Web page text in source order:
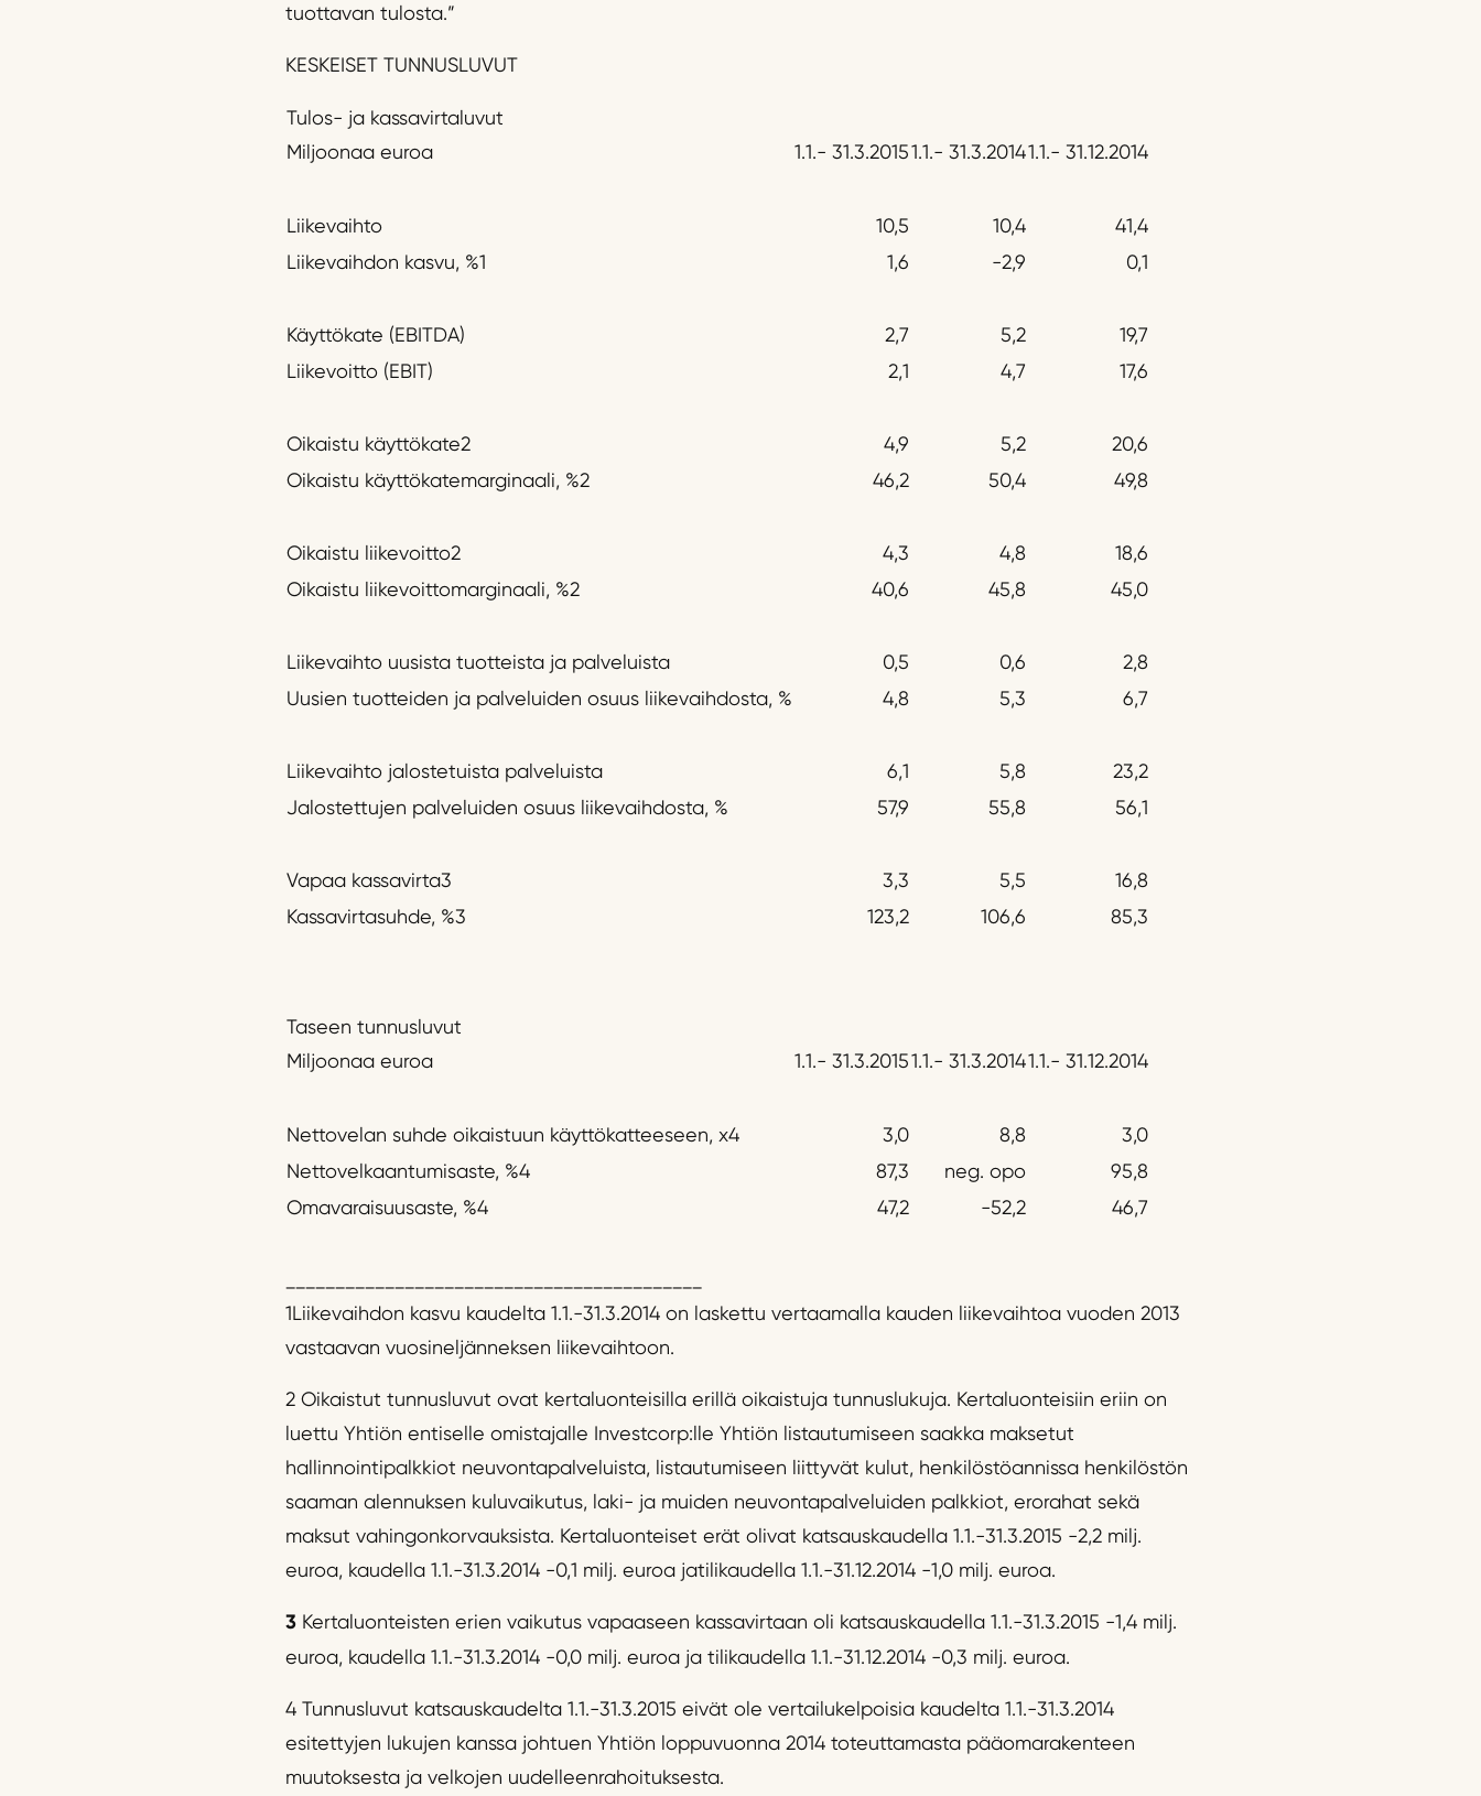
tuottavan tulosta.”
KESKEISET TUNNUSLUVUT
Tulos- ja kassavirtaluvut
Miljoonaa euroa
1.1.- 31.3.20151.1.- 31.3.20141.1.- 31.12.2014
Liikevaihto 10,5 10,4
41,4
Liikevaihdon kasvu, %1
1,6 -2,9 0,1
Käyttökate (EBITDA) 2,7 5,2
19,7
Liikevoitto (EBIT)
2,1 4,7 17,6
Oikaistu käyttökate2 4,9 5,2
20,6
Oikaistu käyttökatemarginaali, %2
46,2 50,4 49,8
Oikaistu liikevoitto2 4,3 4,8
18,6
Oikaistu liikevoittomarginaali, %2
40,6 45,8 45,0
Liikevaihto uusista tuotteista ja palveluista 0,5 0,6
2,8
Uusien tuotteiden ja palveluiden osuus liikevaihdosta, %
4,8 5,3 6,7
Liikevaihto jalostetuista palveluista 6,1 5,8
23,2
Jalostettujen palveluiden osuus liikevaihdosta, %
57,9 55,8 56,1
Vapaa kassavirta3 3,3 5,5
16,8
Kassavirtasuhde, %3
123,2 106,6 85,3
Taseen tunnusluvut
Miljoonaa euroa
1.1.- 31.3.20151.1.- 31.3.20141.1.- 31.12.2014
Nettovelan suhde oikaistuun käyttökatteeseen, x4 3,0 8,8
3,0
Nettovelkaantumisaste, %4
87,3 neg. opo
95,8
Omavaraisuusaste, %4
47,2 -52,2 46,7
1Liikevaihdon kasvu kaudelta 1.1.-31.3.2014 on laskettu vertaamalla kauden liikevaihtoa vuoden 2013
vastaavan vuosineljänneksen liikevaihtoon.
2 Oikaistut tunnusluvut ovat kertaluonteisilla erillä oikaistuja tunnuslukuja. Kertaluonteisiin eriin on
luettu Yhtiön entiselle omistajalle Investcorp:lle Yhtiön listautumiseen saakka maksetut
hallinnointipalkkiot neuvontapalveluista, listautumiseen liittyvät kulut, henkilöstöannissa henkilöstön
saaman alennuksen kuluvaikutus, laki- ja muiden neuvontapalveluiden palkkiot, erorahat sekä
maksut vahingonkorvauksista. Kertaluonteiset erät olivat katsauskaudella 1.1.-31.3.2015 -2,2 milj.
euroa, kaudella 1.1.-31.3.2014 -0,1 milj. euroa jatilikaudella 1.1.-31.12.2014 -1,0 milj. euroa.
3Kertaluonteisten erien vaikutus vapaaseen kassavirtaan oli katsauskaudella 1.1.-31.3.2015 -1,4 milj.
euroa, kaudella 1.1.-31.3.2014 -0,0 milj. euroa ja tilikaudella 1.1.-31.12.2014 -0,3 milj. euroa.
4 Tunnusluvut katsauskaudelta 1.1.-31.3.2015 eivät ole vertailukelpoisia kaudelta 1.1.-31.3.2014
esitettyjen lukujen kanssa johtuen Yhtiön loppuvuonna 2014 toteuttamasta pääomarakenteen
muutoksesta ja velkojen uudelleenrahoituksesta.